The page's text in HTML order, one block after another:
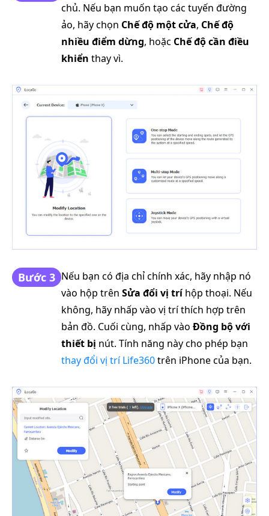
chủ. Nếu bạn muốn tạo các tuyến đường
ảo, hãy chọn Chế độ một cửa, Chế độ
nhiều điểm dừng, hoặc Chế độ cần điều
khiển thay vì.
Bước 3 Nếu bạn có địa chỉ chính xác, hãy nhập nó
vào hộp trên Sửa đổi vị tríhộp thoại. Nếu
không, hãy nhấp vào vị trí thích hợp trên
bản đồ. Cuối cùng, nhấp vào Đồng bộ với
thiết bị nút. Tính năng này cho phép bạn
thay đổi vị trí Life360trên iPhone của bạn.